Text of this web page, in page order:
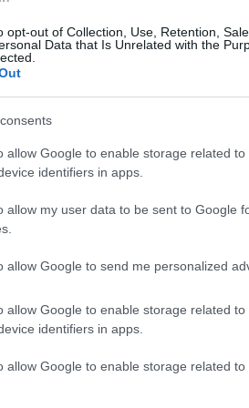
opt-out of Collection, Use, Retention,
Data that Is Unrelated with the
allow Google to enable storage related
identifiers in apps.
allow my user data to be sent to Google
allow Google to send me personalized
allow Google to enable storage related
identifiers in apps.
allow Google to enable storage related
της Βουλής
άρση της ασυλίας
Συνεδρίου –
διαφώνησαν
με απίστευτες
και νέος